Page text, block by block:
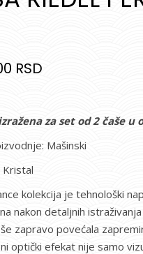
RSD
za set od 2 čaše
Mašinski
Kristal
kolekcija je tehnološki
nakon detaljnih
zapravo povećala
optički efekat nije samo